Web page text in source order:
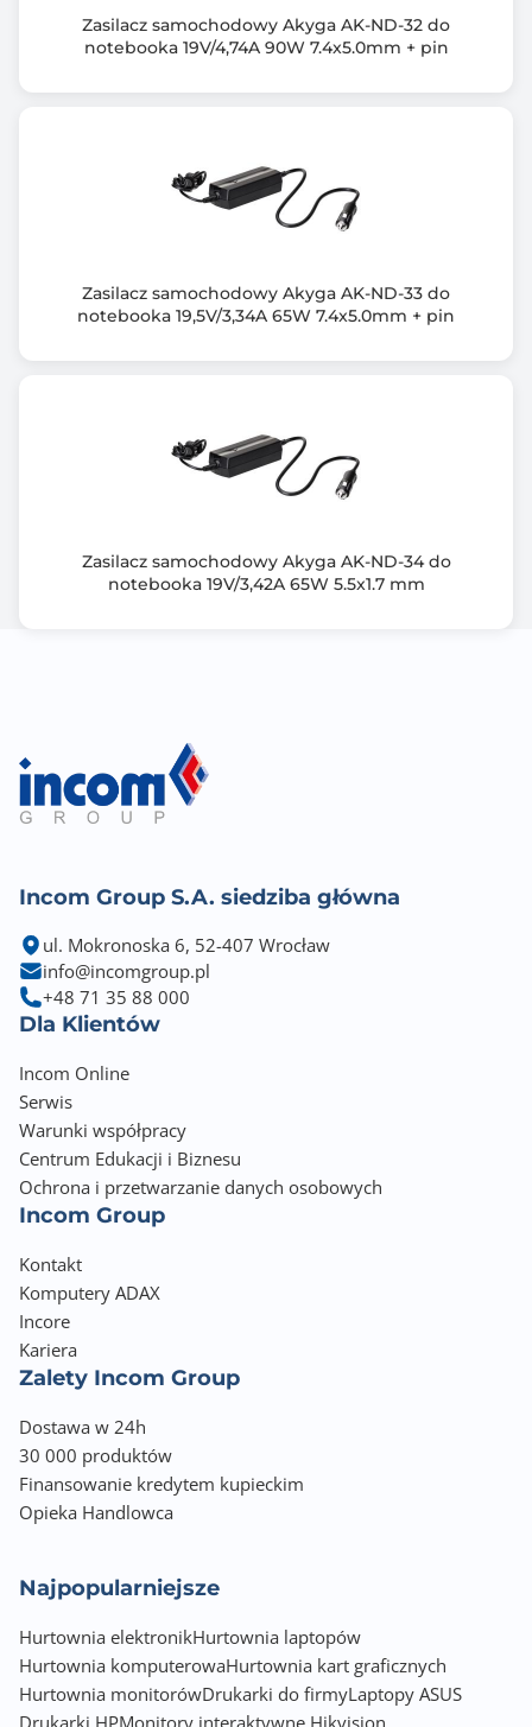
karta gwarancyjna
Kabel zasilający: 3 pin / 3-żyłowy
Gwarancja producenta [mies.]
Zasilacz samochodowy Akyga AK-ND-32 do
notebooka 19V/4,74A 90W 7.4x5.0mm + pin
Zasilacz samochodowy Akyga AK-ND-33 do
notebooka 19,5V/3,34A 65W 7.4x5.0mm + pin
Zasilacz samochodowy Akyga AK-ND-34 do
notebooka 19V/3,42A 65W 5.5x1.7 mm
Incom Group S.A. siedziba główna
ul. Mokronoska 6, 52-407 Wrocław
info@incomgroup.pl
+48 71 35 88 000
Dla Klientów
Incom Online
Serwis
Warunki współpracy
Centrum Edukacji i Biznesu
Ochrona i przetwarzanie danych osobowych
Incom Group
Kontakt
Komputery ADAX
Incore
Kariera
Zalety Incom Group
Dostawa w 24h
30 000 produktów
Finansowanie kredytem kupieckim
Opieka Handlowca
Najpopularniejsze
Hurtownia elektronikHurtownia laptopów
Hurtownia komputerowaHurtownia kart graficznych
Hurtownia monitorówDrukarki do firmyLaptopy ASUS
Drukarki HPMonitory interaktywne Hikvision